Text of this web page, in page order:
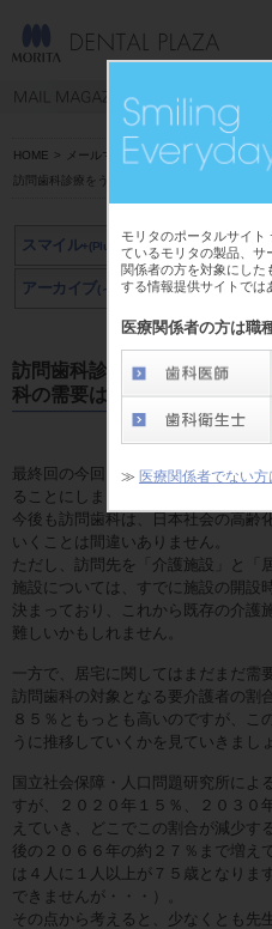
モリタのポータルサイト
ているモリタの製品、サ
関係者の方を対象にした
する情報提供サイトでは
医療関係者の方は職
≫ 医療関係者でない方
HOME > メールマガジン スマイル+(Plus) 前
訪問歯科診療をうまく進める為の留意点【6】
スマイル+(Plus)
アーカイブ(～2019年3月)
訪問歯科診療をうまく進める
科の需要は増える一方！
最終回の今回は、結びに代えて「
ることにしました。
今後も訪問歯科は、日本社会の高齢
いくことは間違いありません。
ただし、訪問先を「介護施設」と「
施設については、すでに施設の開設
決まっており、これから既存の介護
難しいかもしれません。
一方で、居宅に関してはまだまだ需
訪問歯科の対象となる要介護者の割
８５％ともっとも高いのですが、こ
うに推移していくかを見ていきまし
国立社会保障・人口問題研究所によ
すが、２０２０年１５％、２０３０
えていき、どこでこの割合が減少す
後の２０６６年の約２７％まで増え
は４人に１人以上が７５歳となりま
できませんが・・・）。
その点から考えると、少なくとも先